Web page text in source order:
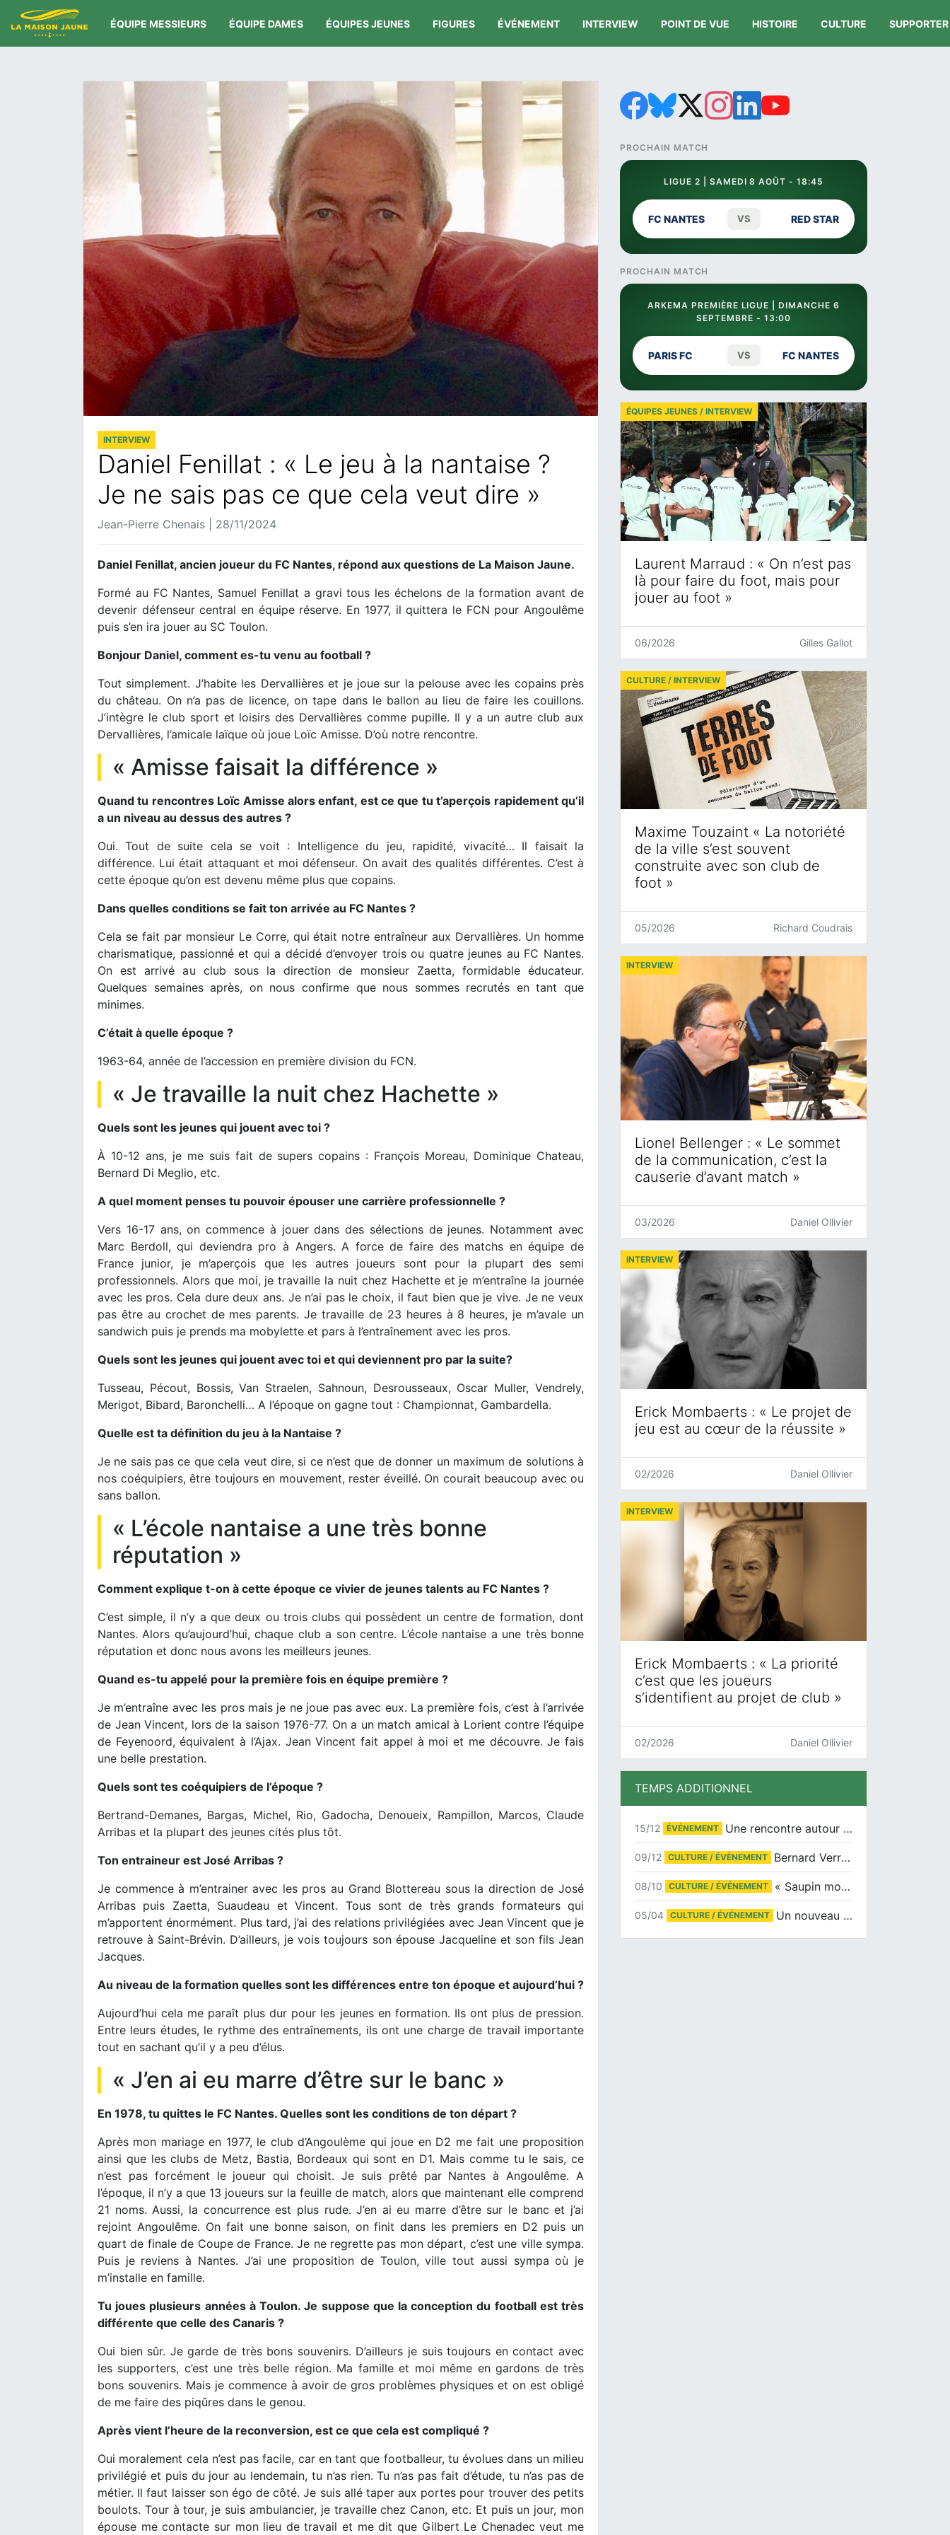
ÉQUIPE MESSIEURS ÉQUIPE DAMES ÉQUIPES JEUNES FIGURES ÉVÉNEMENT INTERVIEW POINT DE VUE HISTOIRE CULTURE SUPPORTER
INTERVIEW
Daniel Fenillat : « Le jeu à la nantaise ?
Je ne sais pas ce que cela veut dire »
Jean-Pierre Chenais | 28/11/2024
Daniel Fenillat, ancien joueur du FC Nantes, répond aux questions de La Maison Jaune.
Formé au FC Nantes, Samuel Fenillat a gravi tous les échelons de la formation avant de
devenir défenseur central en équipe réserve. En 1977, il quittera le FCN pour Angoulême
puis s’en ira jouer au SC Toulon.
Bonjour Daniel, comment es-tu venu au football ?
Tout simplement. J’habite les Dervallières et je joue sur la pelouse avec les copains près
du château. On n’a pas de licence, on tape dans le ballon au lieu de faire les couillons.
J’intègre le club sport et loisirs des Dervallières comme pupille. Il y a un autre club aux
Dervallières, l’amicale laïque où joue Loïc Amisse. D’où notre rencontre.
« Amisse faisait la différence »
Quand tu rencontres Loïc Amisse alors enfant, est ce que tu t’aperçois rapidement qu’il
a un niveau au dessus des autres ?
Oui. Tout de suite cela se voit : Intelligence du jeu, rapidité, vivacité… Il faisait la
différence. Lui était attaquant et moi défenseur. On avait des qualités différentes. C’est à
cette époque qu’on est devenu même plus que copains.
Dans quelles conditions se fait ton arrivée au FC Nantes ?
Cela se fait par monsieur Le Corre, qui était notre entraîneur aux Dervallières. Un homme
charismatique, passionné et qui a décidé d’envoyer trois ou quatre jeunes au FC Nantes.
On est arrivé au club sous la direction de monsieur Zaetta, formidable éducateur.
Quelques semaines après, on nous confirme que nous sommes recrutés en tant que
minimes.
C’était à quelle époque ?
1963-64, année de l’accession en première division du FCN.
« Je travaille la nuit chez Hachette »
Quels sont les jeunes qui jouent avec toi ?
À 10-12 ans, je me suis fait de supers copains : François Moreau, Dominique Chateau,
Bernard Di Meglio, etc.
A quel moment penses tu pouvoir épouser une carrière professionnelle ?
Vers 16-17 ans, on commence à jouer dans des sélections de jeunes. Notamment avec
Marc Berdoll, qui deviendra pro à Angers. A force de faire des matchs en équipe de
France junior, je m’aperçois que les autres joueurs sont pour la plupart des semi
professionnels. Alors que moi, je travaille la nuit chez Hachette et je m’entraîne la journée
avec les pros. Cela dure deux ans. Je n’ai pas le choix, il faut bien que je vive. Je ne veux
pas être au crochet de mes parents. Je travaille de 23 heures à 8 heures, je m’avale un
sandwich puis je prends ma mobylette et pars à l’entraînement avec les pros.
Quels sont les jeunes qui jouent avec toi et qui deviennent pro par la suite?
Tusseau, Pécout, Bossis, Van Straelen, Sahnoun, Desrousseaux, Oscar Muller, Vendrely,
Merigot, Bibard, Baronchelli… A l’époque on gagne tout : Championnat, Gambardella.
Quelle est ta définition du jeu à la Nantaise ?
Je ne sais pas ce que cela veut dire, si ce n’est que de donner un maximum de solutions à
nos coéquipiers, être toujours en mouvement, rester éveillé. On courait beaucoup avec ou
sans ballon.
« L’école nantaise a une très bonne
réputation »
Comment explique t-on à cette époque ce vivier de jeunes talents au FC Nantes ?
C’est simple, il n’y a que deux ou trois clubs qui possèdent un centre de formation, dont
Nantes. Alors qu’aujourd’hui, chaque club a son centre. L’école nantaise a une très bonne
réputation et donc nous avons les meilleurs jeunes.
Quand es-tu appelé pour la première fois en équipe première ?
Je m’entraîne avec les pros mais je ne joue pas avec eux. La première fois, c’est à l’arrivée
de Jean Vincent, lors de la saison 1976-77. On a un match amical à Lorient contre l’équipe
de Feyenoord, équivalent à l’Ajax. Jean Vincent fait appel à moi et me découvre. Je fais
une belle prestation.
Quels sont tes coéquipiers de l’époque ?
Bertrand-Demanes, Bargas, Michel, Rio, Gadocha, Denoueix, Rampillon, Marcos, Claude
Arribas et la plupart des jeunes cités plus tôt.
Ton entraineur est José Arribas ?
Je commence à m’entrainer avec les pros au Grand Blottereau sous la direction de José
Arribas puis Zaetta, Suaudeau et Vincent. Tous sont de très grands formateurs qui
m’apportent énormément. Plus tard, j’ai des relations privilégiées avec Jean Vincent que je
retrouve à Saint-Brévin. D’ailleurs, je vois toujours son épouse Jacqueline et son fils Jean
Jacques.
Au niveau de la formation quelles sont les différences entre ton époque et aujourd’hui ?
Aujourd’hui cela me paraît plus dur pour les jeunes en formation. Ils ont plus de pression.
Entre leurs études, le rythme des entraînements, ils ont une charge de travail importante
tout en sachant qu’il y a peu d’élus.
« J’en ai eu marre d’être sur le banc »
En 1978, tu quittes le FC Nantes. Quelles sont les conditions de ton départ ?
Après mon mariage en 1977, le club d’Angoulème qui joue en D2 me fait une proposition
ainsi que les clubs de Metz, Bastia, Bordeaux qui sont en D1. Mais comme tu le sais, ce
n’est pas forcément le joueur qui choisit. Je suis prêté par Nantes à Angoulême. A
l’époque, il n’y a que 13 joueurs sur la feuille de match, alors que maintenant elle comprend
21 noms. Aussi, la concurrence est plus rude. J’en ai eu marre d’être sur le banc et j’ai
rejoint Angoulême. On fait une bonne saison, on finit dans les premiers en D2 puis un
quart de finale de Coupe de France. Je ne regrette pas mon départ, c’est une ville sympa.
Puis je reviens à Nantes. J’ai une proposition de Toulon, ville tout aussi sympa où je
m’installe en famille.
Tu joues plusieurs années à Toulon. Je suppose que la conception du football est très
différente que celle des Canaris ?
Oui bien sûr. Je garde de très bons souvenirs. D’ailleurs je suis toujours en contact avec
les supporters, c’est une très belle région. Ma famille et moi même en gardons de très
bons souvenirs. Mais je commence à avoir de gros problèmes physiques et on est obligé
de me faire des piqûres dans le genou.
Après vient l’heure de la reconversion, est ce que cela est compliqué ?
Oui moralement cela n’est pas facile, car en tant que footballeur, tu évolues dans un milieu
privilégié et puis du jour au lendemain, tu n’as rien. Tu n’as pas fait d’étude, tu n’as pas de
métier. Il faut laisser son égo de côté. Je suis allé taper aux portes pour trouver des petits
boulots. Tour à tour, je suis ambulancier, je travaille chez Canon, etc. Et puis un jour, mon
épouse me contacte sur mon lieu de travail et me dit que Gilbert Le Chenadec veut me
PROCHAIN MATCH
LIGUE 2 | SAMEDI 8 AOÛT - 18:45
FC NANTES VS RED STAR
PROCHAIN MATCH
ARKEMA PREMIÈRE LIGUE | DIMANCHE 6
SEPTEMBRE - 13:00
PARIS FC VS FC NANTES
Laurent Marraud : « On n’est pas
là pour faire du foot, mais pour
jouer au foot »
ÉQUIPES JEUNES / INTERVIEW
06/2026 Gilles Gallot
Maxime Touzaint « La notoriété
de la ville s’est souvent
construite avec son club de
foot »
CULTURE / INTERVIEW
05/2026 Richard Coudrais
Lionel Bellenger : « Le sommet
de la communication, c’est la
causerie d’avant match »
INTERVIEW
03/2026 Daniel Ollivier
Erick Mombaerts : « Le projet de
jeu est au cœur de la réussite »
INTERVIEW
02/2026 Daniel Ollivier
Erick Mombaerts : « La priorité
c’est que les joueurs
s’identifient au projet de club »
INTERVIEW
02/2026 Daniel Ollivier
TEMPS ADDITIONNEL
15/12 ÉVÉNEMENT Une rencontre autour de Jean-Claude Suaudeau
09/12 CULTURE / ÉVÉNEMENT Bernard Verret en dédicaces le samedi 13 décembre à l’Espace Culturel Atlantis
08/10 CULTURE / ÉVÉNEMENT « Saupin mon amour » au salon du livre de Trentemoult
05/04 CULTURE / ÉVÉNEMENT Un nouveau tirage pour le Docu-BD